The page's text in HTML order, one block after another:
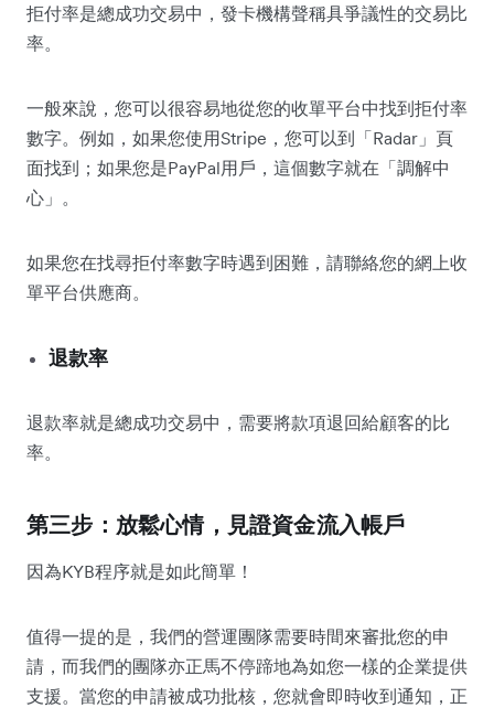
拒付率是總成功交易中，發卡機構聲稱具爭議性的交易比
率。
一般來說，您可以很容易地從您的收單平台中找到拒付率
數字。例如，如果您使用Stripe，您可以到「Radar」頁
面找到；如果您是PayPal用戶，這個數字就在「調解中
心」。
如果您在找尋拒付率數字時遇到困難，請聯絡您的網上收
單平台供應商。
退款率
退款率就是總成功交易中，需要將款項退回給顧客的比
率。
第三步：放鬆心情，見證資金流入帳戶
因為KYB程序就是如此簡單！
值得一提的是，我們的營運團隊需要時間來審批您的申
請，而我們的團隊亦正馬不停蹄地為如您一樣的企業提供
支援。當您的申請被成功批核，您就會即時收到通知，正